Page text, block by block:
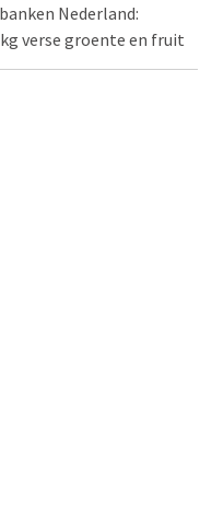
Nederland:
kg verse groente en fruit